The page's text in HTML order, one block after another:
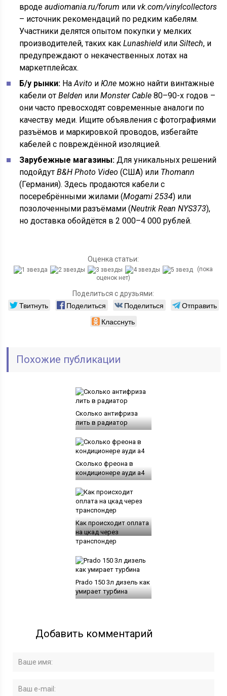
вродеaudiomania.ru/forum или vk.com/vinylcollectors
– источник рекомендаций по редким кабелям.
Участники делятся опытом покупки у мелких
производителей, таких какLunashield илиSiltech, и
предупреждают о некачественных лотах на
маркетплейсах.
Б/у рынки: НаAvito иЮле можно найти винтажные
кабели отBelden илиMonster Cable 80–90-х годов –
они часто превосходят современные аналоги по
качеству меди. Ищите объявления с фотографиями
разъёмов и маркировкой проводов, избегайте
кабелей с повреждённой изоляцией.
Зарубежные магазины: Для уникальных решений
подойдутB&H Photo Video (США) или Thomann
(Германия). Здесь продаются кабели с
посеребрёнными жилами (Mogami 2534) или
позолоченными разъёмами (Neutrik Rean NYS373),
но доставка обойдётся в 2 000–4 000 рублей.
Оценка статьи:
(пока
оценок нет)
Поделиться с друзьями:
Твитнуть Поделиться Поделиться
Отправить
Класснуть
Похожие публикации
Сколько антифриза
лить в радиатор
Сколько фреона в
кондиционере ауди а4
Как происходит оплата
на цкад через
транспондер
Prado 150 3л дизель как
умирает турбина
Добавить комментарий